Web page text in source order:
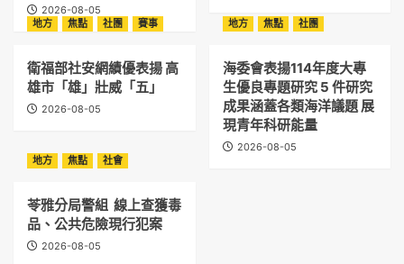
2026-08-05
地方 焦點 社團 賽事
衛福部社安網績優表揚 高
雄市「雄」壯威「五」
2026-08-05
地方 焦點 社團
海委會表揚114年度大專
生優良專題研究 5 件研究
成果涵蓋各類海洋議題 展
現青年科研能量
2026-08-05
地方
焦點 社會
苓雅分局警組 線上查獲毒
品、公共危險現行犯案
2026-08-05